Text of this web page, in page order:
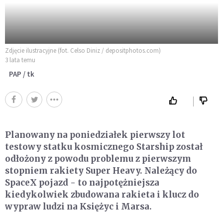
Zdjęcie ilustracyjne (fot. Celso Diniz / depositphotos.com)
3 lata temu
PAP / tk
Planowany na poniedziałek pierwszy lot
testowy statku kosmicznego Starship został
odłożony z powodu problemu z pierwszym
stopniem rakiety Super Heavy. Należący do
SpaceX pojazd - to najpotężniejsza
kiedykolwiek zbudowana rakieta i klucz do
wypraw ludzi na Księżyc i Marsa.